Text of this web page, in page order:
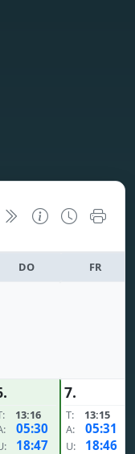
DO FR
13:16
05:30
18:47
7.
T:
13:15
A:
05:31
U: 18:46